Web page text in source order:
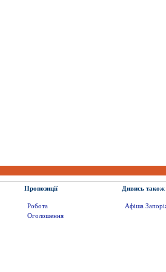
Пропозиції
Робота
Оголошення
Дивись також
Афіша